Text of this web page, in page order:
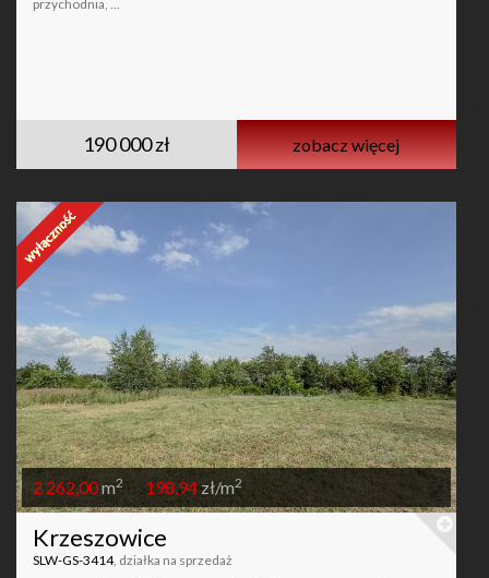
przychodnia, ...
190 000 zł zobacz więcej
2 262,00m2 198,94zł/m2
Krzeszowice
SLW-GS-3414, działka na sprzedaż